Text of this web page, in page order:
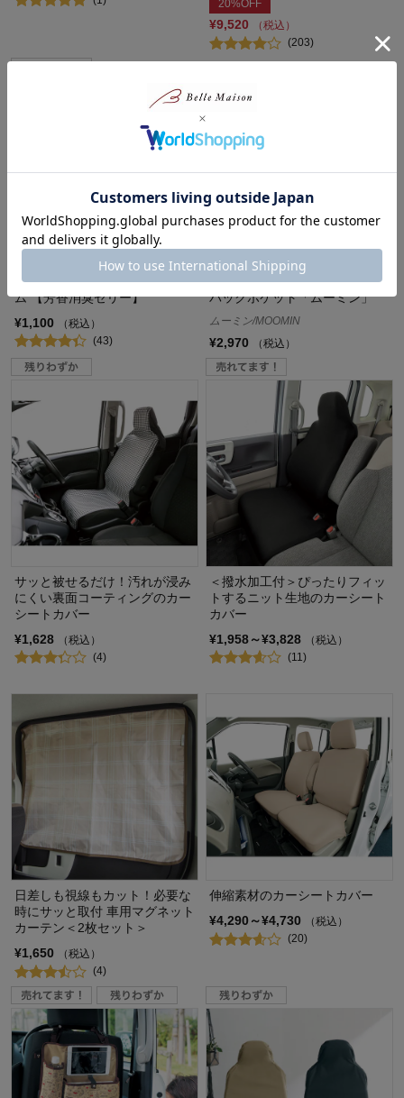
20%OFF
¥9,520
（税込）
(203)
まるで小さな水族館・ プチリウ
ム 【芳香消臭ゼリー】
¥1,100
（税込）
(43)
収納スペースたっぷりのシート
バックポケット「ムーミン」
ムーミン/MOOMIN
¥2,970 （税込）
サッと被せるだけ！汚れが浸み
にくい裏面コーティングのカー
シートカバー
¥1,628
（税込）
(4)
＜撥水加工付＞ぴったりフィッ
トするニット生地のカーシート
カバー
¥1,958～¥3,828
（税込）
(11)
日差しも視線もカット！必要な
時にサッと取付 車用マグネット
カーテン＜2枚セット＞
¥1,650
（税込）
(4)
伸縮素材のカーシートカバー
¥4,290～¥4,730
（税込）
(20)